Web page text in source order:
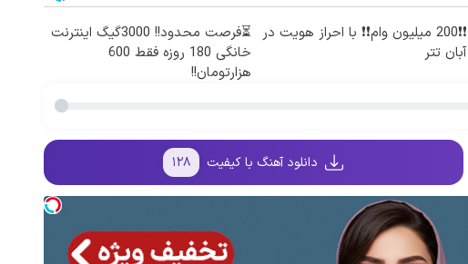
❗❗200 میلیون وام❗❗ با احراز هویت در
آبان تتر
⏳فرصت محدود!! 3000گیگ اینترنت
خانگی 180 روزه فقط 600
هزارتومان!!
دانلود آهنگ با کیفیت ۱۲۸